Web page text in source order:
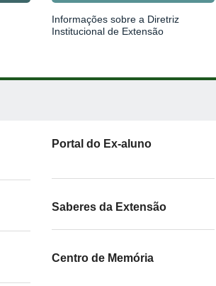
Informações sobre a Diretriz
Institucional de Extensão
Portal do Ex-aluno
Saberes da Extensão
Centro de Memória